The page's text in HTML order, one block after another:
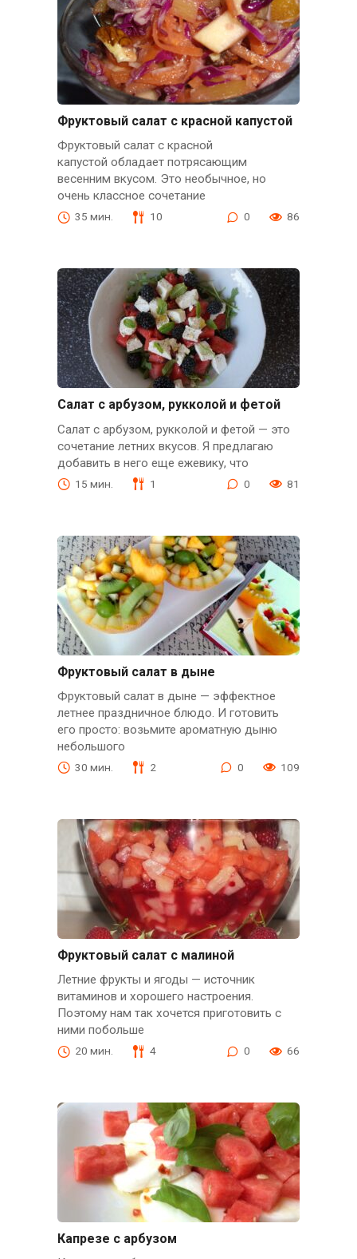
Фруктовый салат с красной капустой
Фруктовый салат с красной
капустой обладает потрясающим
весенним вкусом. Это необычное, но
очень классное сочетание
35 мин. 10 0 86
Салат с арбузом, рукколой и фетой
Салат с арбузом, рукколой и фетой — это
сочетание летних вкусов. Я предлагаю
добавить в него еще ежевику, что
15 мин. 1 0 81
Фруктовый салат в дыне
Фруктовый салат в дыне — эффектное
летнее праздничное блюдо. И готовить
его просто: возьмите ароматную дыню
небольшого
30 мин. 2 0 109
Фруктовый салат с малиной
Летние фрукты и ягоды — источник
витаминов и хорошего настроения.
Поэтому нам так хочется приготовить с
ними побольше
20 мин. 4 0 66
Капрезе с арбузом